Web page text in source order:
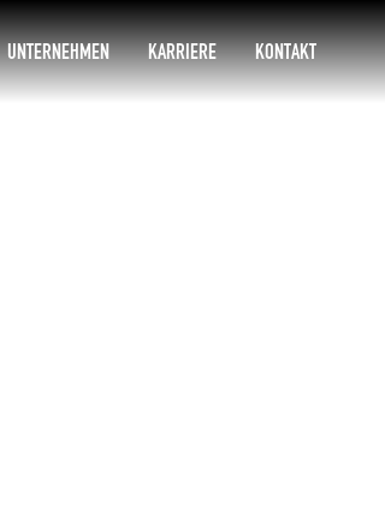
UNTERNEHMEN KARRIERE KONTAKT